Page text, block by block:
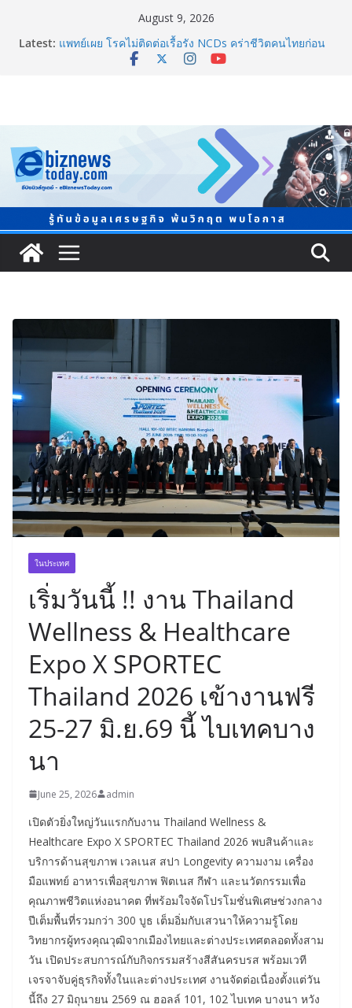
August 9, 2026
Latest:
LORDNINE จัดศึกคนดังสายเกม ไทย ปะทะ ฟิลิปปินส์ ใน
“Rise of the Tenth Lord” เปิดสงครามกิลด์ข้ามประเทศ
ฉลองเซิร์ฟเวอร์ใหม่ เฮเลนา
ภาครัฐ-เอกชนจับมือสัมมนาใหญ่ ยกระดับอุตสาหกรรมเซ
รามิกไทยสู่สากล พร้อมชวนผู้ประกอบไทยร่วมงาน
“Ceramics Vietnam & Stone Vietnam 2026”
อลิอันซ์ อยุธยา ส่งเสริมคนไทยเตรียมพร้อมรับมือวิกฤต
เปิดพื้นที่ “Level Up the Care by Allianz Ayudhya
นิทรรศการยกระดับ…ความเป็นห่วง” ในงาน Hug
HeartYai
ยิ่งใหญ่ Thailand e-Commerce Expo 2026 ผนึกกว่า 50
พันธมิตร ปั้นผู้ประกอบการไทยสู่ตลาดโลก คาดเงินสะพัด
กว่า 300 ล้านบาท
ในประเทศ
เริ่มวันนี้ !! งาน Thailand
Wellness & Healthcare
Expo X SPORTEC
Thailand 2026 เข้างานฟรี
25-27 มิ.ย.69 นี้ ไบเทคบาง
นา
June 25, 2026 admin
เปิดตัวยิ่งใหญ่วันแรกกับงาน Thailand Wellness &
Healthcare Expo X SPORTEC Thailand 2026 พบสินค้าและ
บริการด้านสุขภาพ เวลเนส สปา Longevity ความงาม เครื่อง
มือแพทย์ อาหารเพื่อสุขภาพ ฟิตเนส กีฬา และนวัตกรรมเพื่อ
คุณภาพชีวิตแห่งอนาคต ที่พร้อมใจจัดโปรโมชั่นพิเศษช่วงกลาง
ปีเต็มพื้นที่รวมกว่า 300 บูธ เต็มอิ่มกับเสวนาให้ความรู้โดย
วิทยากรผู้ทรงคุณวุฒิจากเมืองไทยและต่างประเทศตลอดทั้งสาม
วัน เปิดประสบการณ์กับกิจกรรมสร้างสีสันครบรส พร้อมเวที
เจรจาจับคู่ธุรกิจทั้งในและต่างประเทศ งานจัดต่อเนื่องตั้งแต่วัน
นี้ถึง 27 มิถุนายน 2569 ณ ฮอลล์ 101, 102 ไบเทค บางนา หวัง